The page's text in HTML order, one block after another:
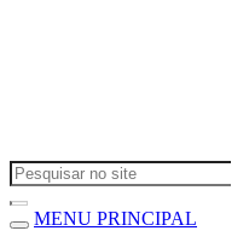
MENU PRINCIPAL